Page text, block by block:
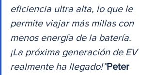
eficiencia ultra alta, lo que le
permite viajar más millas con
menos energía de la batería.
¡La próxima generación de EV
realmente ha llegado!”Peter